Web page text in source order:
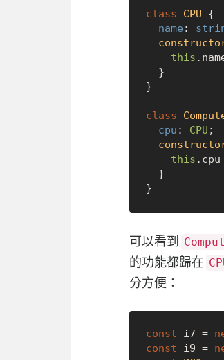
class CPU {
name :
this .
}
class
cpu : CPU ;
this . cpu
可以看到
的功能都歸在
分方便：
const i7 =
const i9 =